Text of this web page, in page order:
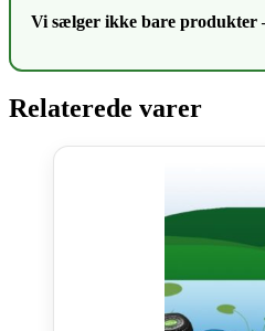
Vi sælger ikke bare produkter
Relaterede varer